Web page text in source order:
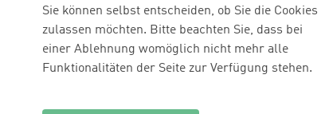
Sie können selbst entscheiden, ob Sie die Cookies
zulassen möchten. Bitte beachten Sie, dass bei
einer Ablehnung womöglich nicht mehr alle
Funktionalitäten der Seite zur Verfügung stehen.